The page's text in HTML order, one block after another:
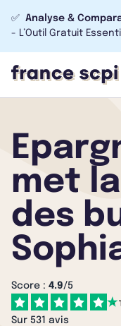
✅ Analyse &
- L’Outil Gratuit
met
des
Score : 4.9/5
Sur 531 avis